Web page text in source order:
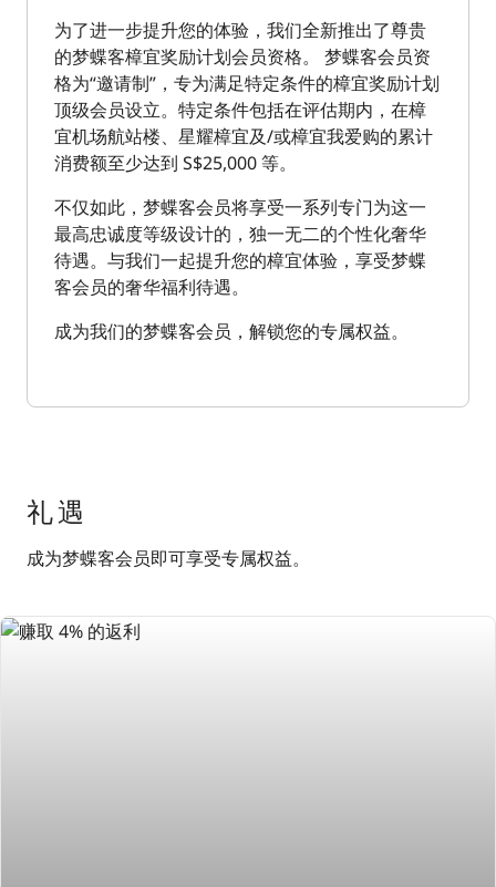
为了进一步提升您的体验，我们全新推出了尊贵
的梦蝶客樟宜奖励计划会员资格。 梦蝶客会员资
格为“邀请制”，专为满足特定条件的樟宜奖励计划
顶级会员设立。特定条件包括在评估期内，在樟
宜机场航站楼、星耀樟宜及/或樟宜我爱购的累计
消费额至少达到 S$25,000 等。
不仅如此，梦蝶客会员将享受一系列专门为这一
最高忠诚度等级设计的，独一无二的个性化奢华
待遇。与我们一起提升您的樟宜体验，享受梦蝶
客会员的奢华福利待遇。
成为我们的梦蝶客会员，解锁您的专属权益。​
礼遇
成为梦蝶客会员即可享受专属权益。